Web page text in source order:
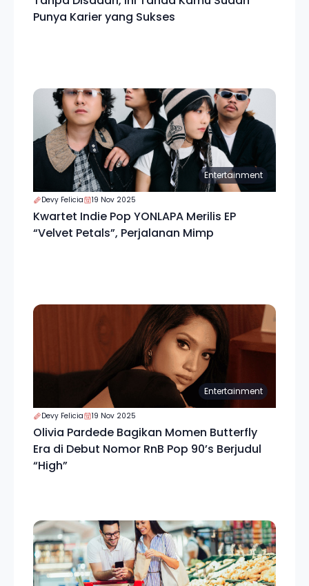
Punya Karier yang Sukses
Entertainment
Devy Felicia 19 Nov 2025
Kwartet Indie Pop YONLAPA Merilis EP
“Velvet Petals”, Perjalanan Mimp
Entertainment
Devy Felicia 19 Nov 2025
Olivia Pardede Bagikan Momen Butterfly
Era di Debut Nomor RnB Pop 90’s Berjudul
“High”